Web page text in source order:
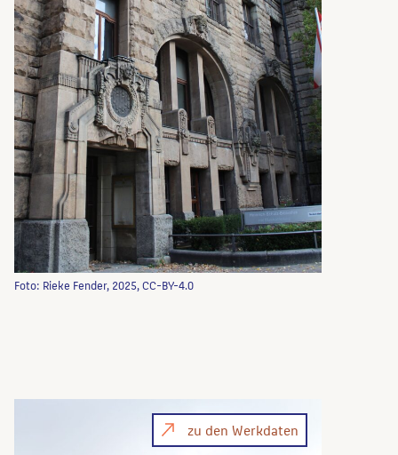
Foto: Rieke Fender, 2025, CC-BY-4.0
zu den Werkdaten